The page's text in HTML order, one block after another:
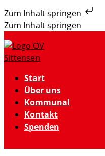
Zum Inhalt springen
Zum Inhalt springen
Start
Über uns
Kommunal
Kontakt
Spenden